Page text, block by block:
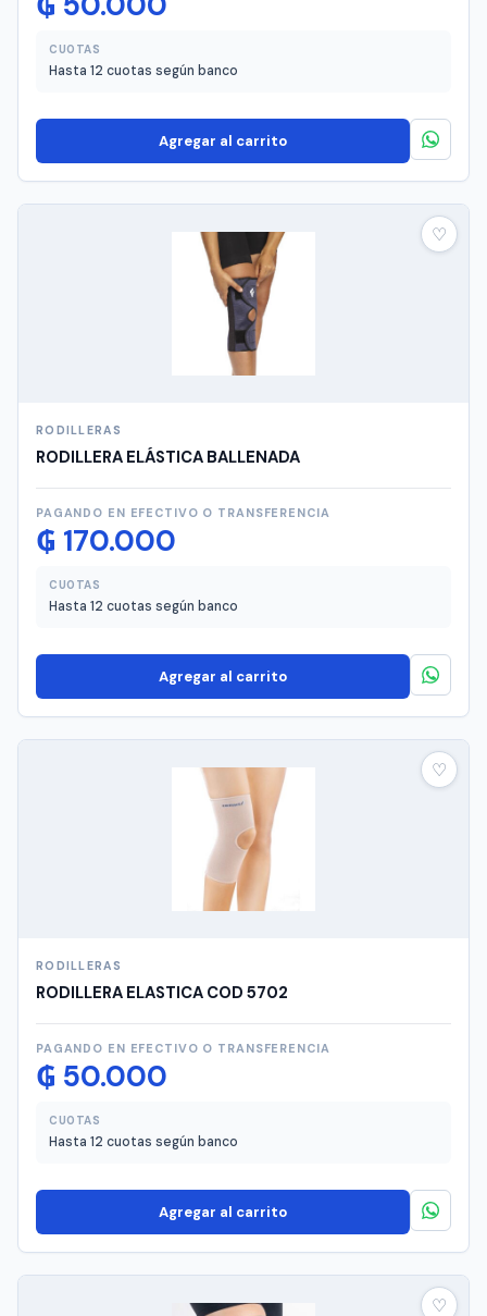
CUOTAS
Hasta 12 cuotas según banco
Agregar al carrito
♡
RODILLERAS
RODILLERA ELÁSTICA BALLENADA
PAGANDO EN EFECTIVO O TRANSFERENCIA
₲ 170.000
CUOTAS
Hasta 12 cuotas según banco
Agregar al carrito
♡
RODILLERAS
RODILLERA ELASTICA COD 5702
PAGANDO EN EFECTIVO O TRANSFERENCIA
₲ 50.000
CUOTAS
Hasta 12 cuotas según banco
Agregar al carrito
♡